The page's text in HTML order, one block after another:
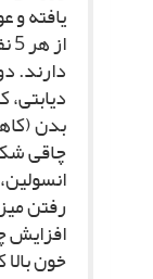
یافته و
دارند.
بدن
چاقى
رفتن
افزایش
خون